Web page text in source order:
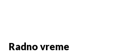
Radno vreme